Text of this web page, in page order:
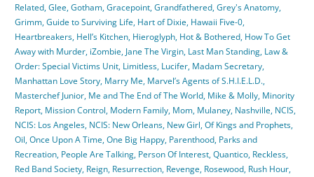
Related,Glee,Gotham,Gracepoint,Grandfathered,Grey's Anatomy,
Grimm,Guide to Surviving Life, Hart of Dixie, Hawaii Five-0,
Heartbreakers, Hell’s Kitchen, Hieroglyph, Hot & Bothered, How To Get
Away with Murder, iZombie,Jane The Virgin, Last Man Standing, Law &
Order: Special Victims Unit, Limitless, Lucifer, Madam Secretary,
Manhattan Love Story, Marry Me, Marvel’s Agents of S.H.I.E.L.D.,
Masterchef Junior, Me and The End of The World, Mike & Molly, Minority
Report, Mission Control, Modern Family, Mom, Mulaney, Nashville, NCIS,
NCIS: Los Angeles, NCIS: New Orleans, New Girl,Of Kings and Prophets,
Oil,Once Upon A Time,One Big Happy, Parenthood, Parks and
Recreation, People Are Talking, Person Of Interest,Quantico, Reckless,
Red Band Society, Reign, Resurrection, Revenge, Rosewood, Rush Hour,